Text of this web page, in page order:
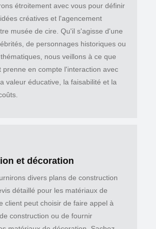
étroitement avec vous pour définir
créatives et l'agencement
musée de cire. Qu'il s'agisse d'une
de personnages historiques ou
nous veillons à ce que
prenne en compte l'interaction avec
valeur éducative, la faisabilité et la
et décoration
divers plans de construction
détaillé pour les matériaux de
client peut choisir de faire appel à
construction ou de fournir